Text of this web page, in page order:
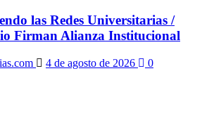
las Redes Universitarias /
Firman Alianza Institucional
4 de agosto de 2026 0